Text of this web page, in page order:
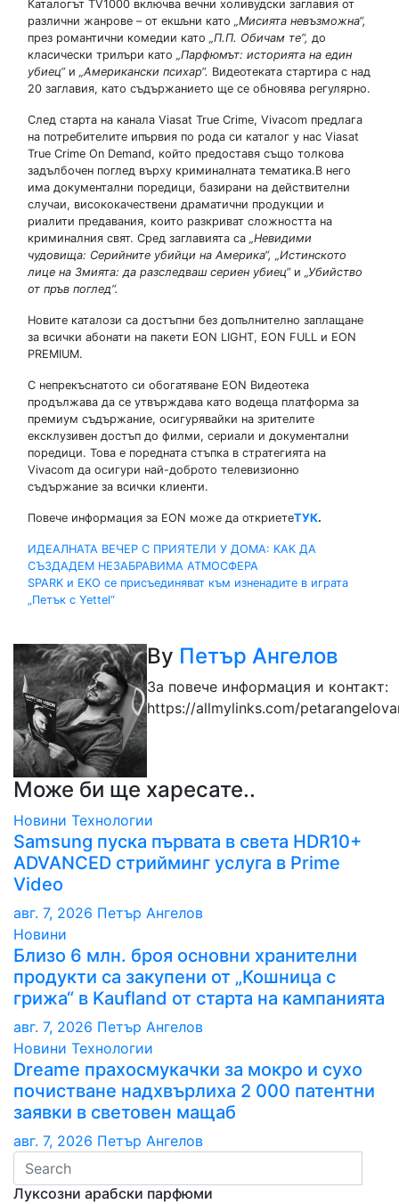
Каталогът TV1000 включва вечни холивудски заглавия от
различни жанрове – от екшъни като „Мисията невъзможна“,
през романтични комедии като „П.П. Обичам те“, до
класически трилъри като „Парфюмът: историята на един
убиец“и „Американски психар“. Видеотеката стартира с над
20 заглавия, като съдържанието ще се обновява регулярно.
След старта на канала Viasat True Crime, Vivacom предлага
на потребителите ипървия по рода си каталог у нас Viasat
True Crime On Demand, който предоставя също толкова
задълбочен поглед върху криминалната тематика.В него
има документални поредици, базирани на действителни
случаи, висококачествени драматични продукции и
риалити предавания, които разкриват сложността на
криминалния свят. Сред заглавията са „Невидими
чудовища: Серийните убийци на Америка“, „Истинското
лице на Змията: да разследваш сериен убиец“и „Убийство
от пръв поглед“.
Новите каталози са достъпни без допълнително заплащане
за всички абонати на пакети EON LIGHT, EON FULL и EON
PREMIUM.
С непрекъснатото си обогатяване EON Видеотека
продължава да се утвърждава като водеща платформа за
премиум съдържание, осигурявайки на зрителите
ексклузивен достъп до филми, сериали и документални
поредици. Това е поредната стъпка в стратегията на
Vivacom да осигури най-доброто телевизионно
съдържание за всички клиенти.
Повече информация за EON може да откриетеТУК.
Навигация
ИДЕАЛНАТА ВЕЧЕР С ПРИЯТЕЛИ У ДОМА: КАК ДА
СЪЗДАДЕМ НЕЗАБРАВИМА АТМОСФЕРА
SPARK и EKO се присъединяват към изненадите в играта
„Петък с Yettel“
By Петър Ангелов
За повече информация и контакт:
https://allmylinks.com/
Може би ще харесате..
Новини Технологии
Samsung пуска първата в света HDR10+
ADVANCED стрийминг услуга в Prime
Video
авг. 7, 2026 Петър Ангелов
Новини
Близо 6 млн. броя основни хранителни
продукти са закупени от „Кошница с
грижа“ в Kaufland от старта на кампанията
авг. 7, 2026 Петър Ангелов
Новини Технологии
Dreame прахосмукачки за мокро и сухо
почистване надхвърлиха 2 000 патентни
заявки в световен мащаб
авг. 7, 2026 Петър Ангелов
Луксозни арабски парфюми